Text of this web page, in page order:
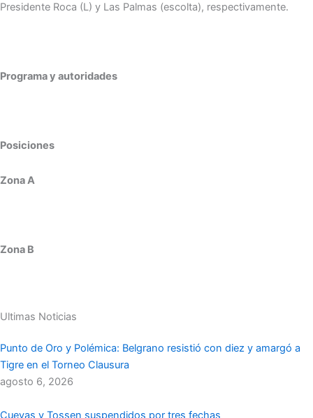
Presidente Roca (L) y Las Palmas (escolta), respectivamente.
Programa y autoridades
Posiciones
Zona A
Zona B
Ultimas Noticias
Punto de Oro y Polémica: Belgrano resistió con diez y amargó a
Tigre en el Torneo Clausura
agosto 6, 2026
Cuevas y Tossen suspendidos por tres fechas